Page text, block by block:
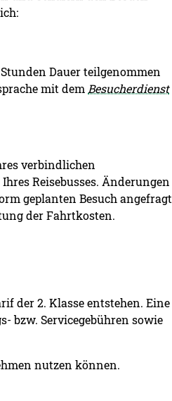
Dauer teilgenommen
mit dem Besucherdienst
verbindlichen
Reisebusses. Änderungen
geplanten Besuch angefragt
der Fahrtkosten.
der 2. Klasse entstehen. Eine
bzw. Servicegebühren sowie
nutzen können.